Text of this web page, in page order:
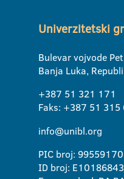
Univerzitetski
Bulevar vojvode
Banja Luka,
+387 51 321 171
Faks: +387 51 315
info@unibl.org
PIC broj:
ID broj: E10186843